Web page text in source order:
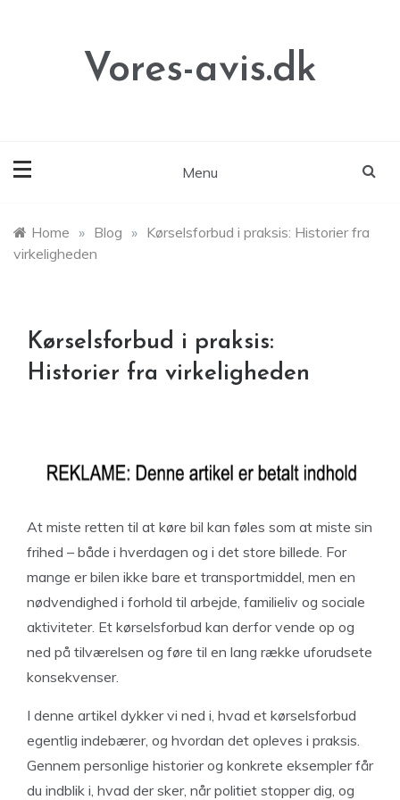
Vores-avis.dk
Menu
Home » Blog » Kørselsforbud i praksis: Historier fra
virkeligheden
Kørselsforbud i praksis:
Historier fra virkeligheden
At miste retten til at køre bil kan føles som at miste sin
frihed – både i hverdagen og i det store billede. For
mange er bilen ikke bare et transportmiddel, men en
nødvendighed i forhold til arbejde, familieliv og sociale
aktiviteter. Et kørselsforbud kan derfor vende op og
ned på tilværelsen og føre til en lang række uforudsete
konsekvenser.
I denne artikel dykker vi ned i, hvad et kørselsforbud
egentlig indebærer, og hvordan det opleves i praksis.
Gennem personlige historier og konkrete eksempler får
du indblik i, hvad der sker, når politiet stopper dig, og